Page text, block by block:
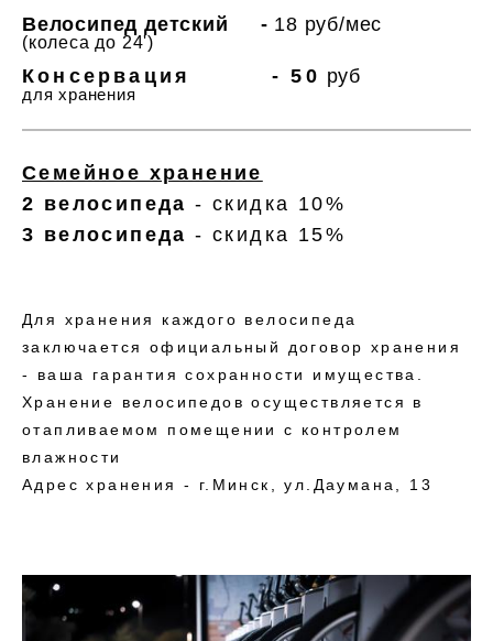
Велосипед детский - 18 руб/мес
(колеса до 24')
Консервация -50 руб
для хранения
Семейное хранение
2 велосипеда- скидка 10%
3 велосипеда - скидка 15%
Для хранения каждого велосипеда
заключается официальный договор хранения
- ваша гарантия сохранности имущества.
Хранение велосипедов осуществляется в
отапливаемом помещении с контролем
влажности
Адрес хранения - г.Минск, ул.Даумана, 13